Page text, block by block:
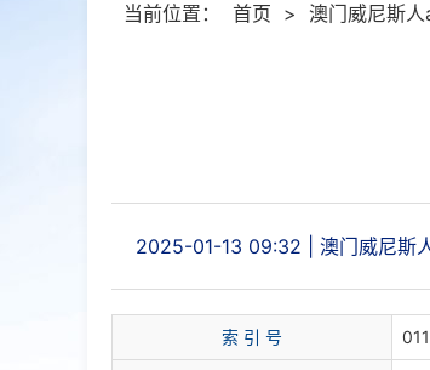
当前位置： 首页 > 澳门威尼斯
2025-01-13 09:32 澳门威尼斯
索 引 号